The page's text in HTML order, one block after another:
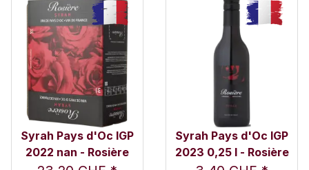
Syrah Pays d'Oc IGP
2022 nan - Rosière
Syrah Pays d'Oc IGP
2023 0,25 l - Rosière